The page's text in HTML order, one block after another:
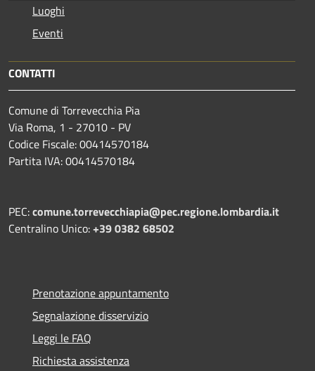
Luoghi
Eventi
CONTATTI
Comune di Torrevecchia Pia
Via Roma, 1 - 27010 - PV
Codice Fiscale: 00414570184
Partita IVA: 00414570184
PEC:comune.torrevecchiapia@pec.regione.lombardia.it
Centralino Unico:+39 0382 68502
Prenotazione appuntamento
Segnalazione disservizio
Leggi le FAQ
Richiesta assistenza